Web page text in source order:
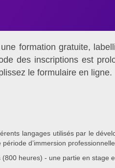
formation gratuite,
des inscriptions est
le formulaire en ligne.
langages utilisés par le
d’immersion professionnelle
heures) - une partie en stage